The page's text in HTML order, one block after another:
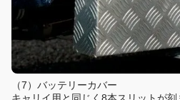
（7）バッテリーカバー